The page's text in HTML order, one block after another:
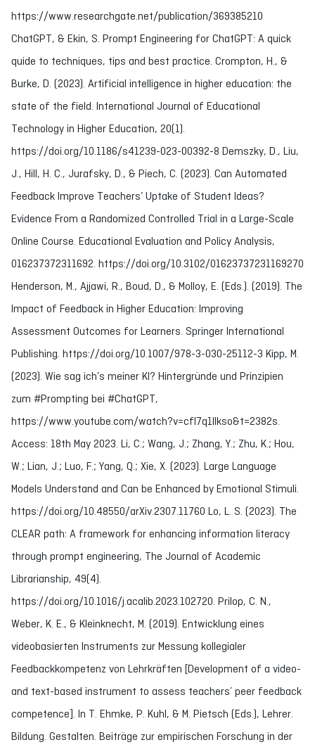
https://www.researchgate.net/publication/369385210
ChatGPT, & Ekin, S. Prompt Engineering for ChatGPT: A quick
quide to techniques, tips and best practice. Crompton, H., &
Burke, D. (2023). Artificial intelligence in higher education: the
state of the field. International Journal of Educational
Technology in Higher Education, 20(1).
https://doi.org/10.1186/s41239-023-00392-8 Demszky, D., Liu,
J., Hill, H. C., Jurafsky, D., & Piech, C. (2023). Can Automated
Feedback Improve Teachers’ Uptake of Student Ideas?
Evidence From a Randomized Controlled Trial in a Large-Scale
Online Course. Educational Evaluation and Policy Analysis,
016237372311692. https://doi.org/10.3102/01623737231169270
Henderson, M., Ajjawi, R., Boud, D., & Molloy, E. (Eds.). (2019). The
Impact of Feedback in Higher Education: Improving
Assessment Outcomes for Learners. Springer International
Publishing. https://doi.org/10.1007/978-3-030-25112-3 Kipp, M.
(2023). Wie sag ich’s meiner KI? Hintergründe und Prinzipien
zum #Prompting bei #ChatGPT,
https://www.youtube.com/watch?v=cfl7q1llkso&t=2382s.
Access: 18th May 2023. Li, C.; Wang, J.; Zhang, Y.; Zhu, K.; Hou,
W.; Lian, J.; Luo, F.; Yang, Q.; Xie, X. (2023). Large Language
Models Understand and Can be Enhanced by Emotional Stimuli.
https://doi.org/10.48550/arXiv.2307.11760 Lo, L. S. (2023). The
CLEAR path: A framework for enhancing information literacy
through prompt engineering, The Journal of Academic
Librarianship, 49(4).
https://doi.org/10.1016/j.acalib.2023.102720. Prilop, C. N.,
Weber, K. E., & Kleinknecht, M. (2019). Entwicklung eines
videobasierten Instruments zur Messung kollegialer
Feedbackkompetenz von Lehrkräften [Development of a video-
and text-based instrument to assess teachers´ peer feedback
competence]. In T. Ehmke, P. Kuhl, & M. Pietsch (Eds.), Lehrer.
Bildung. Gestalten. Beiträge zur empirischen Forschung in der